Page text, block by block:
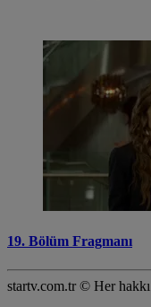
19. Bölüm Fragmanı
startv.com.tr © Her hakkı